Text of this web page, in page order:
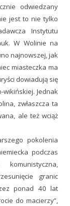
odwiedzany
jest to nie tylko
Instytutu
W Wolinie na
najnowszej, jak
miasteczka ma
dowiadują się
Jednak
zwłaszcza ta
ale też wciąż
pokolenia
podczas
granic
ponad 40 lat
do macierzy”,